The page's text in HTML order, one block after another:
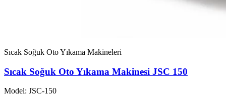
Sıcak Soğuk Oto Yıkama Makineleri
Sıcak Soğuk Oto Yıkama Makinesi JSC 150
Model: JSC-150